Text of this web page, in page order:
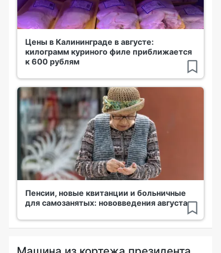
Цены в Калининграде в августе:
килограмм куриного филе приближается
к 600 рублям
Пенсии, новые квитанции и больничные
для самозанятых: нововведения августа